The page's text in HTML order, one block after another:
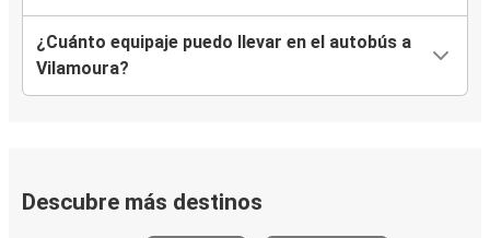
¿Cuánto equipaje puedo llevar en el autobús a
Vilamoura?
Descubre más destinos